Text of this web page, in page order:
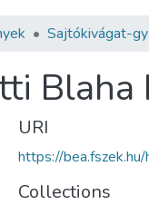
Sajtókivágat-
URI
https://
Collections